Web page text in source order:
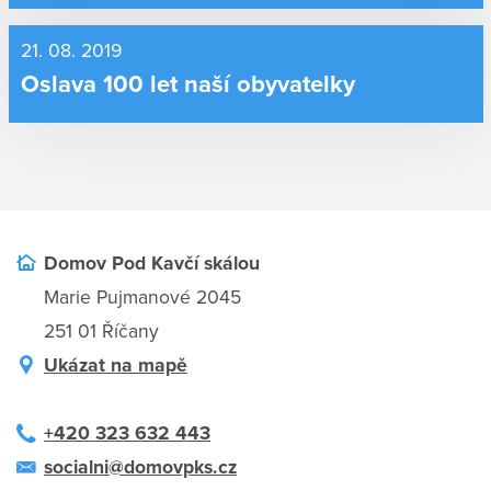
21. 08. 2019
Oslava 100 let naší obyvatelky
Domov Pod Kavčí skálou
Marie Pujmanové 2045
251 01 Říčany
Ukázat na mapě
+420 323 632 443
socialni@domovpks.cz